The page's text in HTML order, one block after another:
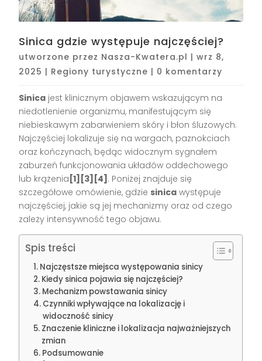
Sinica gdzie występuje najczęściej?
utworzone przez Nasza-Kwatera.pl |wrz 8,
2025 | Regiony turystyczne | 0 komentarzy
Sinica jest klinicznym objawem wskazującym na
niedotlenienie organizmu, manifestującym się
niebieskawym zabarwieniem skóry i błon śluzowych.
Najczęściej lokalizuje się na wargach, paznokciach
oraz kończynach, będąc widocznym sygnałem
zaburzeń funkcjonowania układów oddechowego
lub krążenia [1][3][4] . Poniżej znajduje się
szczegółowe omówienie, gdzie sinica występuje
najczęściej, jakie są jej mechanizmy oraz od czego
zależy intensywność tego objawu.
Spis treści
Najczęstsze miejsca występowania sinicy
Kiedy sinica pojawia się najczęściej?
Mechanizm powstawania sinicy
Czynniki wpływające na lokalizację i
widoczność sinicy
Znaczenie kliniczne i lokalizacja najważniejszych
zmian
Podsumowanie